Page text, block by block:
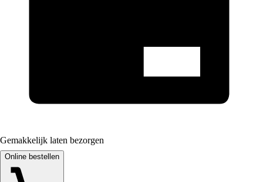
Gemakkelijk laten bezorgen
Online bestellen